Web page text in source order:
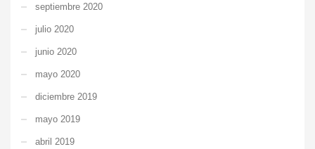
septiembre 2020
julio 2020
junio 2020
mayo 2020
diciembre 2019
mayo 2019
abril 2019